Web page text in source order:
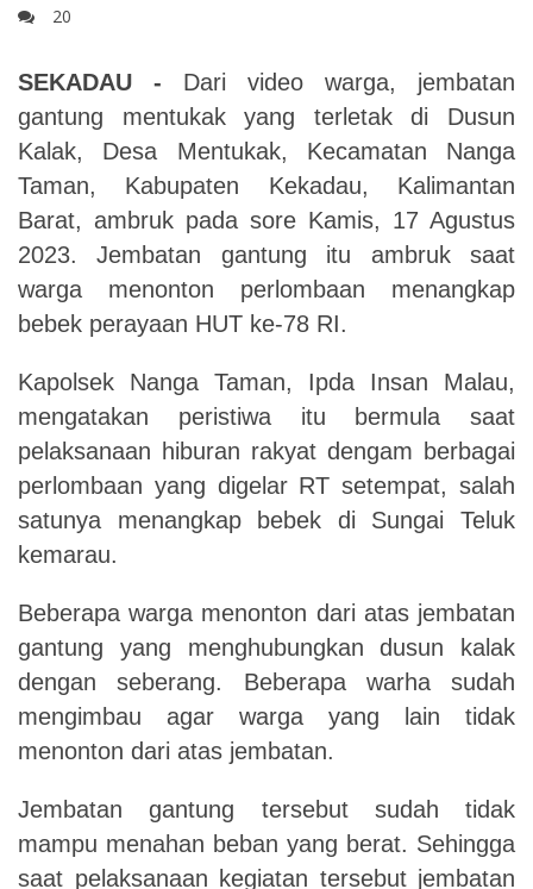
20
SEKADAU - Dari video warga, jembatan
gantung mentukak yang terletak di Dusun
Kalak, Desa Mentukak, Kecamatan Nanga
Taman, Kabupaten Kekadau, Kalimantan
Barat, ambruk pada sore Kamis, 17 Agustus
2023. Jembatan gantung itu ambruk saat
warga menonton perlombaan menangkap
bebek perayaan HUT ke-78 RI.
Kapolsek Nanga Taman, Ipda Insan Malau,
mengatakan peristiwa itu bermula saat
pelaksanaan hiburan rakyat dengam berbagai
perlombaan yang digelar RT setempat, salah
satunya menangkap bebek di Sungai Teluk
kemarau.
Beberapa warga menonton dari atas jembatan
gantung yang menghubungkan dusun kalak
dengan seberang. Beberapa warha sudah
mengimbau agar warga yang lain tidak
menonton dari atas jembatan.
Jembatan gantung tersebut sudah tidak
mampu menahan beban yang berat. Sehingga
saat pelaksanaan kegiatan tersebut jembatan